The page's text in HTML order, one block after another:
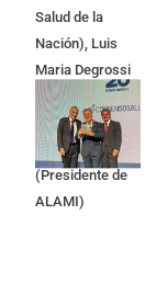
Salud de la
Nación), Luis
Maria Degrossi
(Presidente de
Apres Salud) y
Cristian Mazza
(Presidente de
ALAMI)